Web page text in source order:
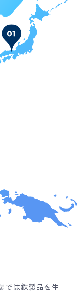
では鉄製品を生